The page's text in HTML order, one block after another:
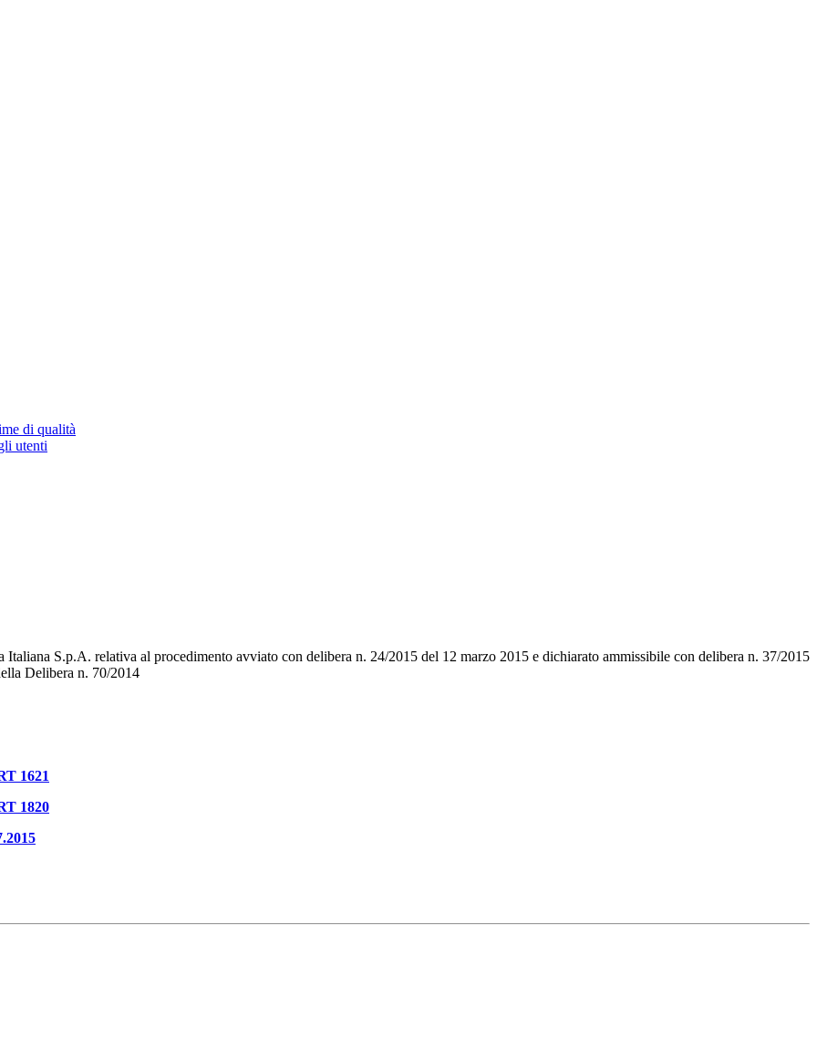
di qualità
utenti
S.p.A. relativa al procedimento avviato con delibera n. 24/2015 del 12 marzo 2015 e dichiarato ammissibile con delibera n. 37/2015
Delibera n. 70/2014
1621
1820